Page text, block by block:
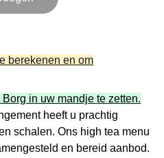
berekenen en om
in uw mandje te zetten.
heeft u prachtig
schalen. Ons high tea menu
en bereid aanbod.